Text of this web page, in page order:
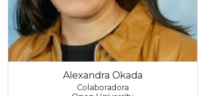
Alexandra Okada
Colaboradora